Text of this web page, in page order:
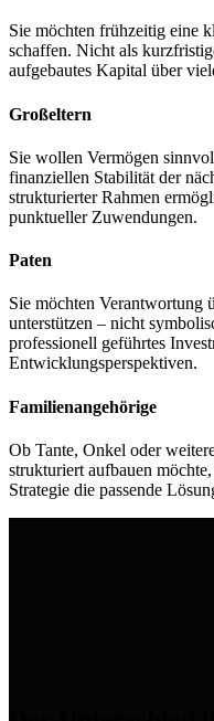
Sie möchten frühzeitig eine
schaffen. Nicht als
aufgebautes Kapital über
Großeltern
Sie wollen Vermögen
finanziellen Stabilität der
strukturierter Rahmen
punktueller Zuwendungen.
Paten
Sie möchten Verantwortung
unterstützen – nicht
professionell geführtes
Entwicklungsperspektiven.
Familienangehörige
Ob Tante, Onkel oder
strukturiert aufbauen
Strategie die passende